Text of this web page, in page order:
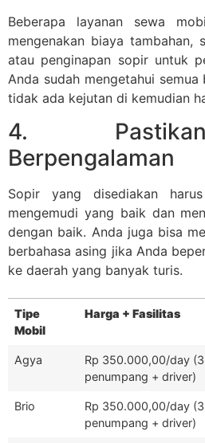
Beberapa layanan sewa
mengenakan biaya tambahan,
atau penginapan sopir untuk
Anda sudah mengetahui
tidak ada kejutan di kemudian
4.
Berpengalaman
Sopir yang disediakan
mengemudi yang baik dan
dengan baik. Anda juga bisa
berbahasa asing jika Anda
ke daerah yang banyak turis.
Tipe
Mobil
Harga + Fasilitas
Agya
Rp 350.000,00/day (3
penumpang + driver)
Brio
Rp 350.000,00/day (3
penumpang + driver)